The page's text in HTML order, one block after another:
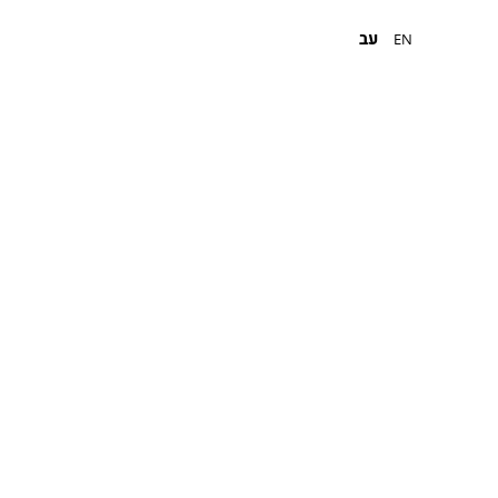
EN עב